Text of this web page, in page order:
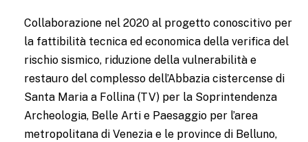
Collaborazione nel 2020 al progetto conoscitivo per
la fattibilità tecnica ed economica della verifica del
rischio sismico, riduzione della vulnerabilità e
restauro del complesso dell’Abbazia cistercense di
Santa Maria a Follina (TV) per la Soprintendenza
Archeologia, Belle Arti e Paesaggio per l’area
metropolitana di Venezia e le province di Belluno,